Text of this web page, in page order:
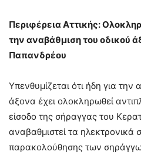
Περιφέρεια Αττικής:
την αναβάθμιση του οδικού
Παπανδρέου
Υπενθυμίζεται ότι ήδη για την
άξονα έχει ολοκληρωθεί
είσοδο της σήραγγας του
αναβαθμιστεί τα ηλεκτρονικά
παρακολούθησης των